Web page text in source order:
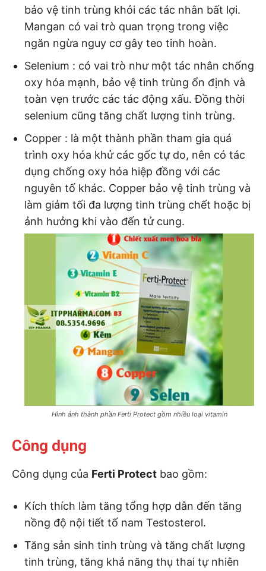
bảo vệ tinh trùng khỏi các tác nhân bất lợi.
Mangan có vai trò quan trọng trong việc
ngăn ngừa nguy cơ gây teo tinh hoàn.
Selenium : có vai trò như một tác nhân chống
oxy hóa mạnh, bảo vệ tinh trùng ổn định và
toàn vẹn trước các tác động xấu. Đồng thời
selenium cũng tăng chất lượng tinh trùng.
Copper : là một thành phần tham gia quá
trình oxy hóa khử các gốc tự do, nên có tác
dụng chống oxy hóa hiệp đồng với các
nguyên tố khác. Copper bảo vệ tinh trùng và
làm giảm tối đa lượng tinh trùng chết hoặc bị
ảnh hưởng khi vào đến tử cung.
Hình ảnh thành phần Ferti Protect gồm nhiều loại vitamin
Công dụng
Công dụng của Ferti Protect bao gồm:
Kích thích làm tăng tổng hợp dẫn đến tăng
nồng độ nội tiết tố nam Testosterol.
Tăng sản sinh tinh trùng và tăng chất lượng
tinh trùng, tăng khả năng thụ thai tự nhiên